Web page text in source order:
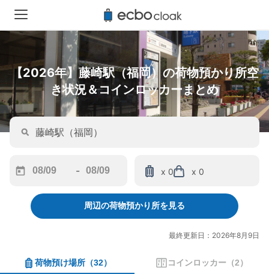
【2026年】藤崎駅（福岡）の荷物預かり所空
き状況＆コインロッカーまとめ
forward
interact
calendar
and
-
backward
to
interact
calendar
and
x 0 x 0
周辺の荷物預かり所を見る
最終更新日：2026年8月9日
荷物預け場所 （32） コインロッカー （2）